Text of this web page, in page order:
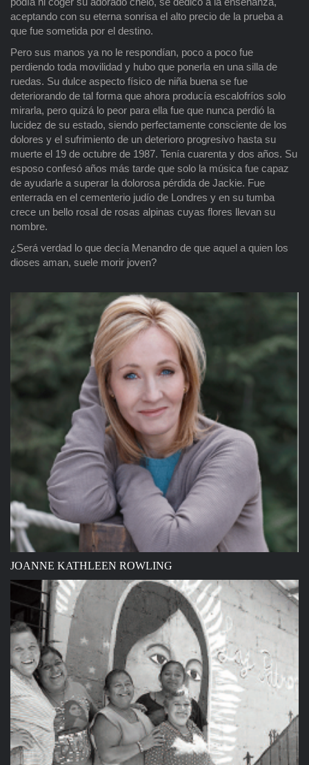
aceptando con su eterna sonrisa el alto precio de la prueba a
que fue sometida por el destino.
Pero sus manos ya no le respondían, poco a poco fue
perdiendo toda movilidad y hubo que ponerla en una silla de
ruedas. Su dulce aspecto físico de niña buena se fue
deteriorando de tal forma que ahora producía escalofríos solo
mirarla, pero quizá lo peor para ella fue que nunca perdió la
lucidez de su estado, siendo perfectamente consciente de los
dolores y el sufrimiento de un deterioro progresivo hasta su
muerte el 19 de octubre de 1987. Tenía cuarenta y dos años. Su
esposo confesó años más tarde que solo la música fue capaz
de ayudarle a superar la dolorosa pérdida de Jackie. Fue
enterrada en el cementerio judío de Londres y en su tumba
crece un bello rosal de rosas alpinas cuyas flores llevan su
nombre.
¿Será verdad lo que decía Menandro de que aquel a quien los
dioses aman, suele morir joven?
JOANNE KATHLEEN ROWLING